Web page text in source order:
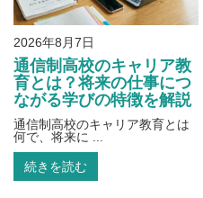
2026年8月7日
通信制高校のキャリア教
育とは？将来の仕事につ
ながる学びの特徴を解説
通信制高校のキャリア教育とは
何で、将来に ...
続きを読む